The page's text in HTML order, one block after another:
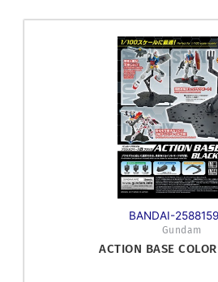
BANDAI-
Gundam
ACTION BASE